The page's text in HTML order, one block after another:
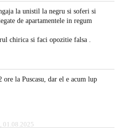
la unistil la negru si soferi si
de apartamentele in regum
chirica si faci opozitie falsa .
la Puscasu, dar el e acum lup
01.08.2025